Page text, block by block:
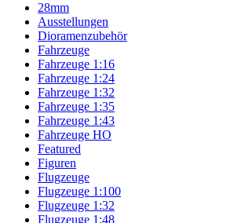
28mm
Ausstellungen
Dioramenzubehör
Fahrzeuge
Fahrzeuge 1:16
Fahrzeuge 1:24
Fahrzeuge 1:32
Fahrzeuge 1:35
Fahrzeuge 1:43
Fahrzeuge HO
Featured
Figuren
Flugzeuge
Flugzeuge 1:100
Flugzeuge 1:32
Flugzeuge 1:48